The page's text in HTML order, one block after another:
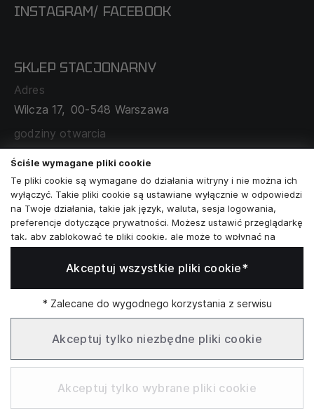
O NAS
MAPA SERWISU
ZAMÓWIENIA KORPORACYJNE
WSPÓŁPRACA Z PARTNERAMI
INSTAGRAM/ FACEBOOK
SKLEP STACJONARNY
Adres
Wilcza 17, 00-548 Warszawa
godziny otwarcia
poniedziałek - sobota: 11:00 - 19:00
Skontaktuj się z nami
+48573581161
info@reytel.pl
Whatsapp
Infolinia: Pn–Pt 09:00–17:00
Ściśle wymagane pliki cookie
Te pliki cookie są wymagane do działania witryny i nie można ich
wyłączyć. Takie pliki cookie są ustawiane wyłącznie w odpowiedzi
na Twoje działania, takie jak język, waluta, sesja logowania,
preferencje dotyczące prywatności. Możesz ustawić przeglądarkę
tak, aby zablokować te pliki cookie, ale może to wpłynąć na
sposób działania naszej witryny.
Analizy i statystyki
Marketing i retargeting
Te pliki cookie są zwykle ustawiane przez naszych partnerów
marketingowych i reklamowych. Mogą być przez nich
wykorzystywane do tworzenia profilu Twoich zainteresowań, a
następnie wyświetlania odpowiednich reklam. Jeśli nie zezwolisz
Twoich interesów.
Akceptuj wszystkie pliki cookie*
* Zalecane do wygodnego korzystania z serwisu
Akceptuj tylko niezbędne pliki cookie
Akceptuj tylko wybrane pliki cookie